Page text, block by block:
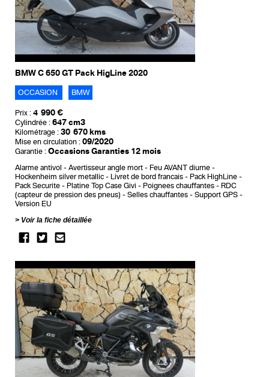
BMW C 650 GT Pack HigLine 2020
OCCASION BMW
Prix : 4 990 €
Cylindrée : 647 cm3
Kilométrage : 30 670 kms
Mise en circulation : 09/2020
Garantie : Occasions Garanties 12 mois
Alarme antivol Avertisseur angle mort
Feu AVANT diurne
Hockenheim silver metallic
Livret de bord francais
Pack HighLine
Pack Securite
Platine Top Case Givi Poignees chauffantes
RDC
(capteur de pression des pneus)
Selles chauffantes
Support GPS
Version EU
Voir la fiche détaillée